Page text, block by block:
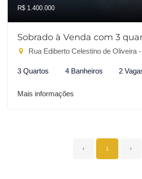
R$ 1.400.000
Sobrado à Venda com 3
Rua Ediberto Celestino de Oliveira - Vila
3 Quartos 4 Banheiros 2
Mais informações
‹ 1 ›